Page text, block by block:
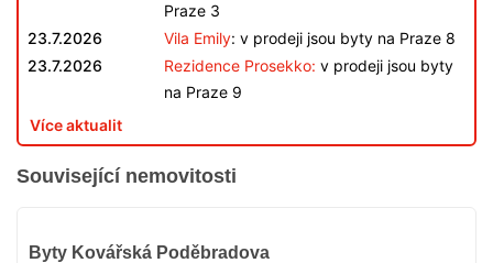
Praze 3
23.7.2026
Vila Emily: v prodeji jsou byty na Praze 8
23.7.2026
Rezidence Prosekko: v prodeji jsou byty
na Praze 9
Více aktualit
Související nemovitosti
Byty Kovářská Poděbradova